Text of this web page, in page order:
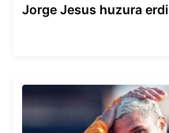
Jorge Jesus huzura erdi